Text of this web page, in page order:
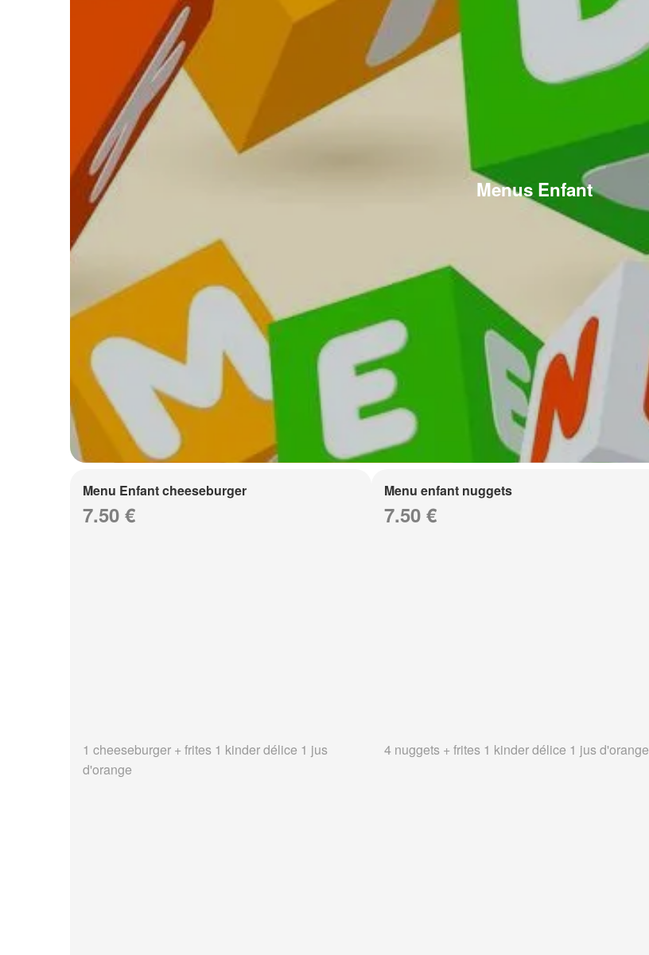
Menus Enfant
Menu Enfant cheeseburger
7.50 €
1 cheeseburger + frites 1 kinder délice 1 jus
d'orange
Menu enfant nuggets
7.50 €
4 nuggets + frites 1 kinder délice 1 jus d'orange